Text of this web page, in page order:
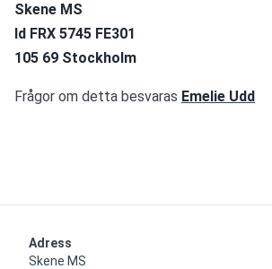
Skene MS
Id FRX 5745 FE301
105 69 Stockholm
Frågor om detta besvaras Emelie Udd
Adress
Skene MS